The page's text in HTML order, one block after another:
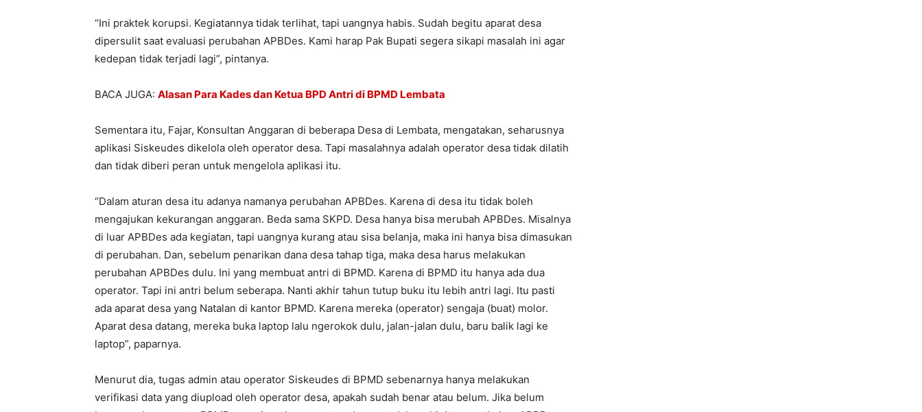
“Ini praktek korupsi. Kegiatannya tidak terlihat, tapi uangnya habis. Sudah begitu aparat desa
dipersulit saat evaluasi perubahan APBDes. Kami harap Pak Bupati segera sikapi masalah ini agar
kedepan tidak terjadi lagi”, pintanya.
BACA JUGA: Alasan Para Kades dan Ketua BPD Antri di BPMD Lembata
Sementara itu, Fajar, Konsultan Anggaran di beberapa Desa di Lembata, mengatakan, seharusnya
aplikasi Siskeudes dikelola oleh operator desa. Tapi masalahnya adalah operator desa tidak dilatih
dan tidak diberi peran untuk mengelola aplikasi itu.
“Dalam aturan desa itu adanya namanya perubahan APBDes. Karena di desa itu tidak boleh
mengajukan kekurangan anggaran. Beda sama SKPD. Desa hanya bisa merubah APBDes. Misalnya
di luar APBDes ada kegiatan, tapi uangnya kurang atau sisa belanja, maka ini hanya bisa dimasukan
di perubahan. Dan, sebelum penarikan dana desa tahap tiga, maka desa harus melakukan
perubahan APBDes dulu. Ini yang membuat antri di BPMD. Karena di BPMD itu hanya ada dua
operator. Tapi ini antri belum seberapa. Nanti akhir tahun tutup buku itu lebih antri lagi. Itu pasti
ada aparat desa yang Natalan di kantor BPMD. Karena mereka (operator) sengaja (buat) molor.
Aparat desa datang, mereka buka laptop lalu ngerokok dulu, jalan-jalan dulu, baru balik lagi ke
laptop”, paparnya.
Menurut dia, tugas admin atau operator Siskeudes di BPMD sebenarnya hanya melakukan
verifikasi data yang diupload oleh operator desa, apakah sudah benar atau belum. Jika belum